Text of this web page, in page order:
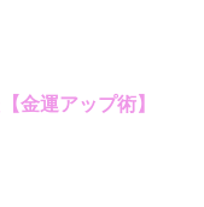
金運アップ術】